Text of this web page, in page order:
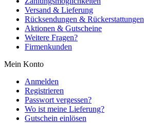
Versand & Lieferung
Rücksendungen & Rückerstattungen
Aktionen & Gutscheine
Weitere Fragen?
Firmenkunden
Mein Konto
Anmelden
Registrieren
Passwort vergessen?
Wo ist meine Lieferung?
Gutschein einlösen